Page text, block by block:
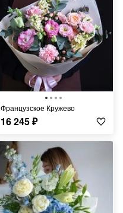
Французское Кружево
16 245₽